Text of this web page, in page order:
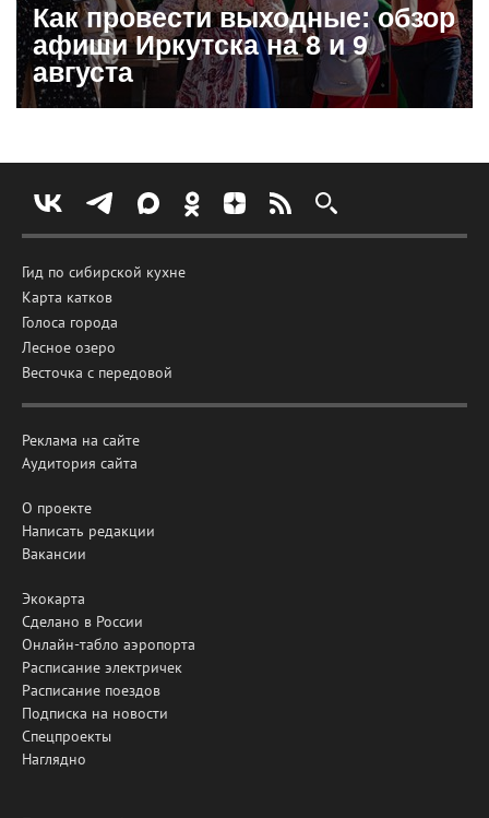
Как провести выходные: обзор
афиши Иркутска на 8 и 9
августа
Гид по сибирской кухне
Карта катков
Голоса города
Лесное озеро
Весточка с передовой
Реклама на сайте
Аудитория сайта
О проекте
Написать редакции
Вакансии
Экокарта
Сделано в России
Онлайн-табло аэропорта
Расписание электричек
Расписание поездов
Подписка на новости
Спецпроекты
Наглядно